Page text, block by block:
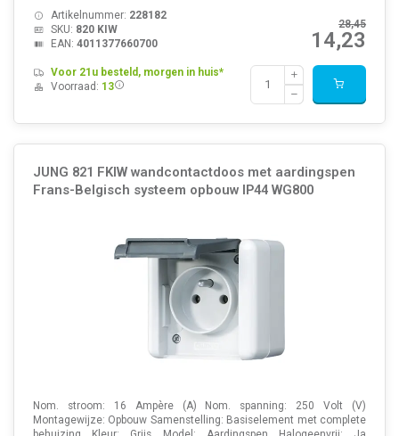
28,45
14,23
Artikelnummer: 228182
SKU: 820 KIW
EAN: 4011377660700
Voor 21u besteld, morgen in huis*
Voorraad: 13
JUNG 821 FKIW wandcontactdoos met aardingspen
Frans-Belgisch systeem opbouw IP44 WG800
Nom. stroom: 16 Ampère (A) Nom. spanning: 250 Volt (V)
Montagewijze: Opbouw Samenstelling: Basiselement met complete